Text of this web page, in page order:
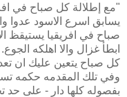
"مع إطلالة كل صباح في
يسابق اسرع الاسود عدوا
صباح في افريقيا يستيقظ
ابطأ غزال والا اهلكه
كل صباح يتعين عليك ان
وفي تلك المقدمه حكمه
بفصوله كلها دار - على حد